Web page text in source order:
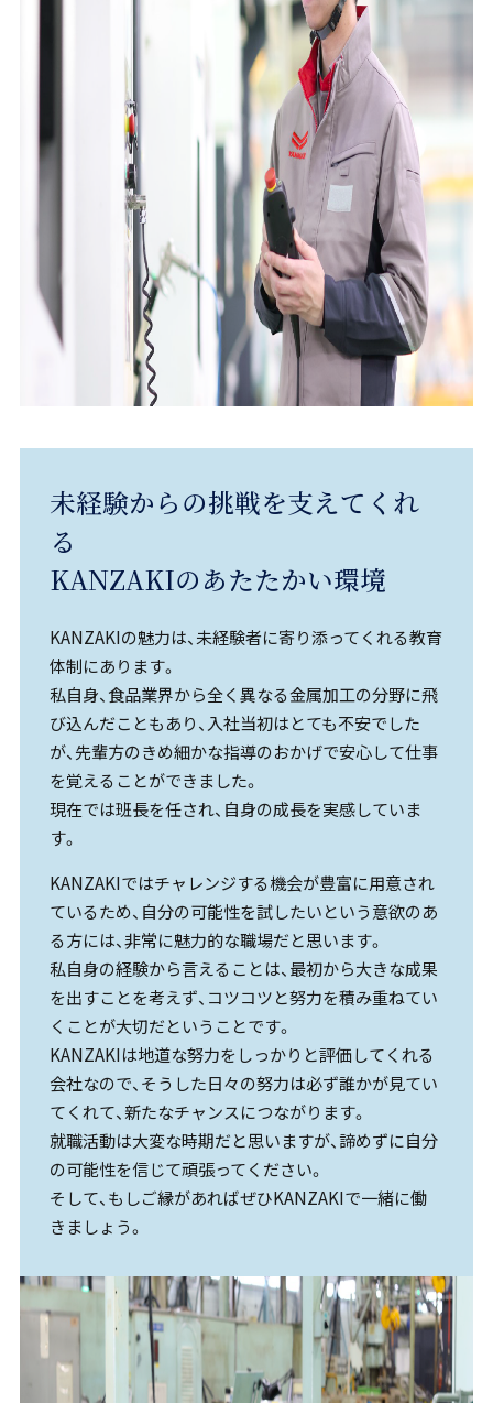
未経験からの挑戦を支えてくれ
る
KANZAKIのあたたかい環境
KANZAKIの魅力は、未経験者に寄り添ってくれる教育
体制にあります。
私自身、食品業界から全く異なる金属加工の分野に飛
び込んだこともあり、入社当初はとても不安でした
が、先輩方のきめ細かな指導のおかげで安心して仕事
を覚えることができました。
現在では班長を任され、自身の成長を実感していま
す。
KANZAKIではチャレンジする機会が豊富に用意され
ているため、自分の可能性を試したいという意欲のあ
る方には、非常に魅力的な職場だと思います。
私自身の経験から言えることは、最初から大きな成果
を出すことを考えず、コツコツと努力を積み重ねてい
くことが大切だということです。
KANZAKIは地道な努力をしっかりと評価してくれる
会社なので、そうした日々の努力は必ず誰かが見てい
てくれて、新たなチャンスにつながります。
就職活動は大変な時期だと思いますが、諦めずに自分
の可能性を信じて頑張ってください。
そして、もしご縁があればぜひKANZAKIで一緒に働
きましょう。